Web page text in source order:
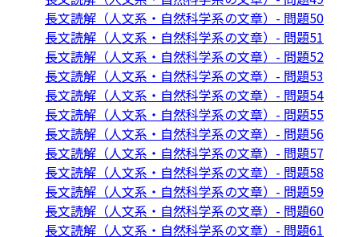
長文読解（人文系・自然科学系の文章）- 問題50
長文読解（人文系・自然科学系の文章）- 問題51
長文読解（人文系・自然科学系の文章）- 問題52
長文読解（人文系・自然科学系の文章）- 問題53
長文読解（人文系・自然科学系の文章）- 問題54
長文読解（人文系・自然科学系の文章）- 問題55
長文読解（人文系・自然科学系の文章）- 問題56
長文読解（人文系・自然科学系の文章）- 問題57
長文読解（人文系・自然科学系の文章）- 問題58
長文読解（人文系・自然科学系の文章）- 問題59
長文読解（人文系・自然科学系の文章）- 問題60
長文読解（人文系・自然科学系の文章）- 問題61